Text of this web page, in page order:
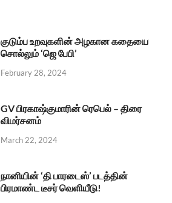
குடும்ப உறவுகளின் அழகான கதையை
சொல்லும் ‘ஜெ பேபி’
February 28, 2024
GV பிரகாஷ்குமாரின் ரெபெல் – திரை
விமர்சனம்
March 22, 2024
நானியின் ‘தி பாரடைஸ்’ படத்தின்
பிரமாண்ட டீசர் வெளியீடு!